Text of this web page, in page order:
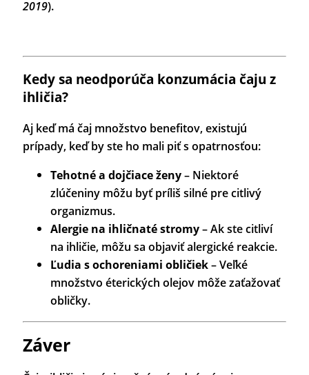
2019).
Kedy sa neodporúča konzumácia čaju z
ihličia?
Aj keď má čaj množstvo benefitov, existujú
prípady, keď by ste ho mali piť s opatrnosťou:
Tehotné a dojčiace ženy– Niektoré
zlúčeniny môžu byť príliš silné pre citlivý
organizmus.
Alergie na ihličnaté stromy– Ak ste citliví
na ihličie, môžu sa objaviť alergické reakcie.
Ľudia s ochoreniami obličiek– Veľké
množstvo éterických olejov môže zaťažovať
obličky.
Záver